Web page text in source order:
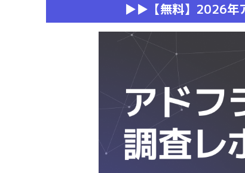
▶︎▶︎【無料】2026年